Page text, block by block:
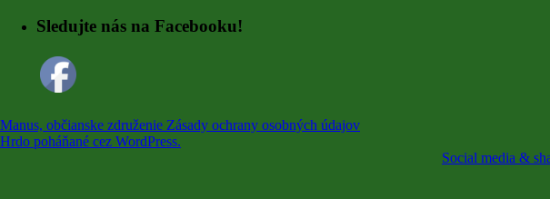
Sledujte nás na Facebooku!
Manus, občianske združenie Zásady ochrany osobných údajov
Hrdo poháňané cez WordPress.
Social media &